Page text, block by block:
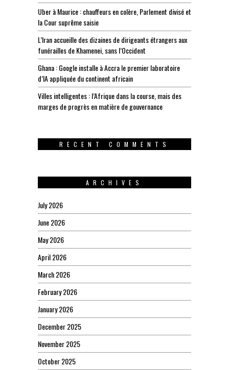
Uber à Maurice : chauffeurs en colère, Parlement divisé et
la Cour suprême saisie
L’Iran accueille des dizaines de dirigeants étrangers aux
funérailles de Khamenei, sans l’Occident
Ghana : Google installe à Accra le premier laboratoire
d’IA appliquée du continent africain
Villes intelligentes : l’Afrique dans la course, mais des
marges de progrès en matière de gouvernance
RECENT COMMENTS
ARCHIVES
July 2026
June 2026
May 2026
April 2026
March 2026
February 2026
January 2026
December 2025
November 2025
October 2025